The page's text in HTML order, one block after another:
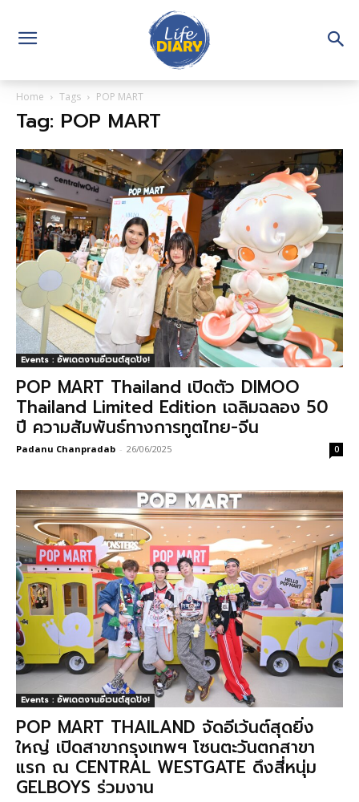
Home Tags POP MART
Tag: POP MART
Events : อัพเดตงานอีเวนต์สุดปัง!
POP MART Thailand เปิดตัว DIMOO
Thailand Limited Edition เฉลิมฉลอง 50
ปี ความสัมพันธ์ทางการทูตไทย-จีน
Padanu Chanpradab - 26/06/2025 0
Events : อัพเดตงานอีเวนต์สุดปัง!
POP MART THAILAND จัดอีเว้นต์สุดยิ่ง
ใหญ่ เปิดสาขากรุงเทพฯ โซนตะวันตกสาขา
แรก ณ CENTRAL WESTGATE ดึงสี่หนุ่ม
GELBOYS ร่วมงาน